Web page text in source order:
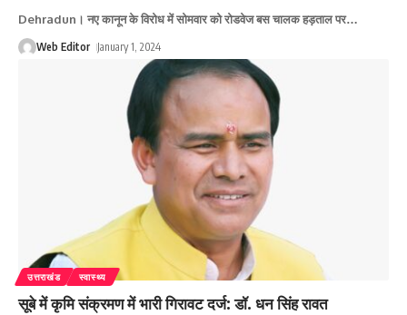
Dehradun। नए कानून के विरोध में सोमवार को रोडवेज बस चालक हड़ताल पर…
Web Editor January 1, 2024
उत्तराखंड स्वास्थ्य
सूबे में कृमि संक्रमण में भारी गिरावट दर्ज: डॉ. धन सिंह रावत